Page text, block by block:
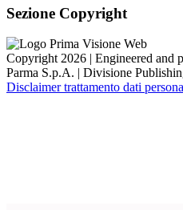
Sezione Copyright
Copyright 2026 | Engineered and
Parma S.p.A. | Divisione
Disclaimer trattamento dati